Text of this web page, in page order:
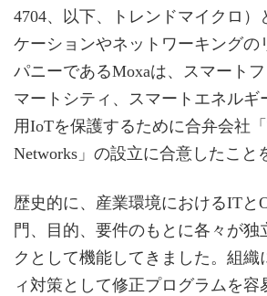
4704、以下、トレンドマイクロ）
ケーションやネットワーキングの
パニーであるMoxaは、スマート
マートシティ、スマートエネルギ
用IoTを保護するために合弁会社
Networks」の設立に合意したこと
歴史的に、産業環境におけるITと
門、目的、要件のもとに各々が独
クとして機能してきました。組織
ィ対策として修正プログラムを容